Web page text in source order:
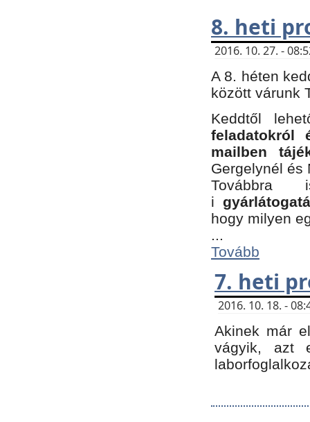
8. heti
2016. 10. 27. -
A 8. héten
között várunk
Keddtől
feladatokról
mailben
Gergelynél és
Továbbra
i
hogy milyen
...
Tovább
7. heti
2016. 10. 18. -
Akinek már
vágyik, azt